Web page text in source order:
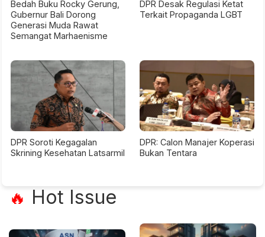
Bedah Buku Rocky Gerung,
Gubernur Bali Dorong
Generasi Muda Rawat
Semangat Marhaenisme
DPR Desak Regulasi Ketat
Terkait Propaganda LGBT
DPR Soroti Kegagalan
Skrining Kesehatan Latsarmil
DPR: Calon Manajer Koperasi
Bukan Tentara
🔥 Hot Issue